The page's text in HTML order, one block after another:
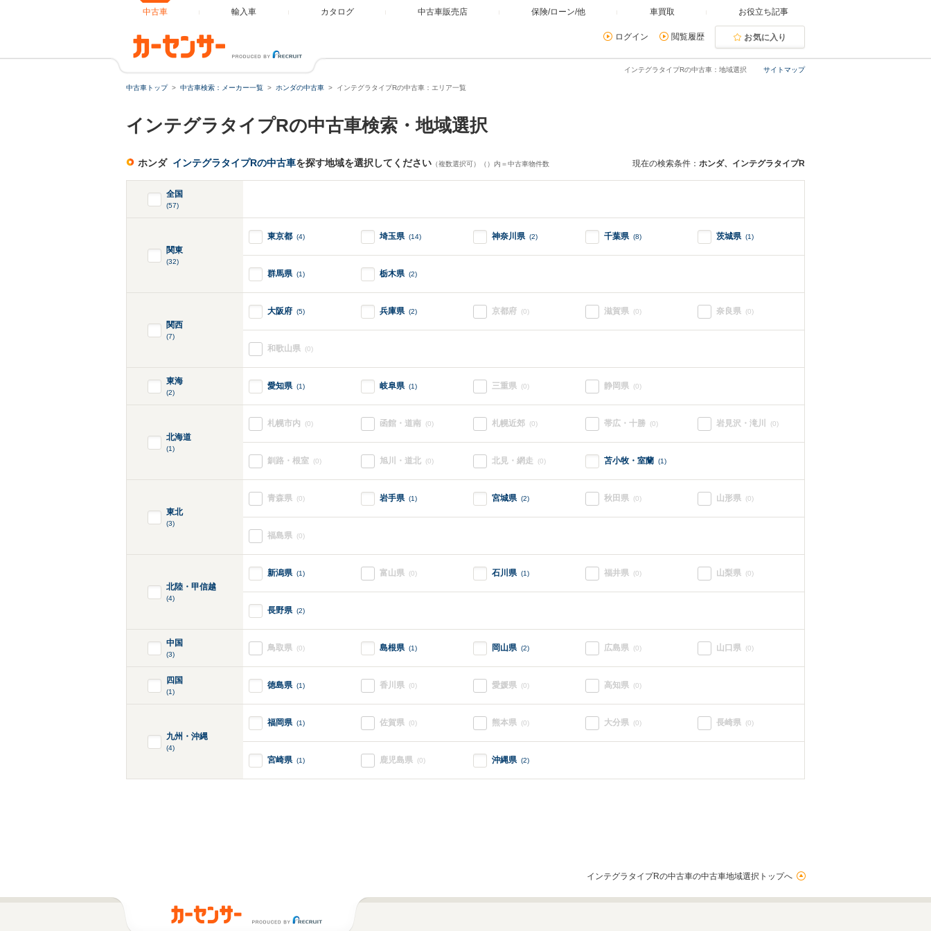
中古車 輸入車 カタログ 中古車販売店 保険/ローン/他 車買取 お役立ち記事
ログイン 閲覧履歴 お気に入り
サイトマップ
インテグラタイプRの中古車：地域選択
中古車トップ 中古車検索：メーカー一覧 ホンダの中古車 インテグラタイプRの中古車：エリア一覧
インテグラタイプRの中古車検索・地域選択
ホンダ インテグラタイプRの中古車を探す地域を選択してください （複数選択可）（）内＝中古車物件数 現在の検索条件： ホンダ、インテグラタイプR
全国
(57)
関東
(32)
東京都 (4) 埼玉県 (14) 神奈川県 (2) 千葉県 (8) 茨城県 (1)
群馬県 (1) 栃木県 (2)
関西
(7)
大阪府 (5) 兵庫県 (2) 京都府 (0) 滋賀県 (0) 奈良県 (0)
和歌山県 (0)
東海
(2)
愛知県 (1) 岐阜県 (1) 三重県 (0) 静岡県 (0)
北海道
(1)
札幌市内 (0) 函館・道南 (0) 札幌近郊 (0) 帯広・十勝 (0) 岩見沢・滝川 (0)
釧路・根室 (0) 旭川・道北 (0) 北見・網走 (0) 苫小牧・室蘭 (1)
東北
(3)
青森県 (0) 岩手県 (1) 宮城県 (2) 秋田県 (0) 山形県 (0)
福島県 (0)
北陸・甲信越
(4)
新潟県 (1) 富山県 (0) 石川県 (1) 福井県 (0) 山梨県 (0)
長野県 (2)
中国
(3)
鳥取県 (0) 島根県 (1) 岡山県 (2) 広島県 (0) 山口県 (0)
四国
(1)
徳島県 (1) 香川県 (0) 愛媛県 (0) 高知県 (0)
九州・沖縄
(4)
福岡県 (1) 佐賀県 (0) 熊本県 (0) 大分県 (0) 長崎県 (0)
宮崎県 (1) 鹿児島県 (0) 沖縄県 (2)
インテグラタイプRの中古車の中古車地域選択トップへ